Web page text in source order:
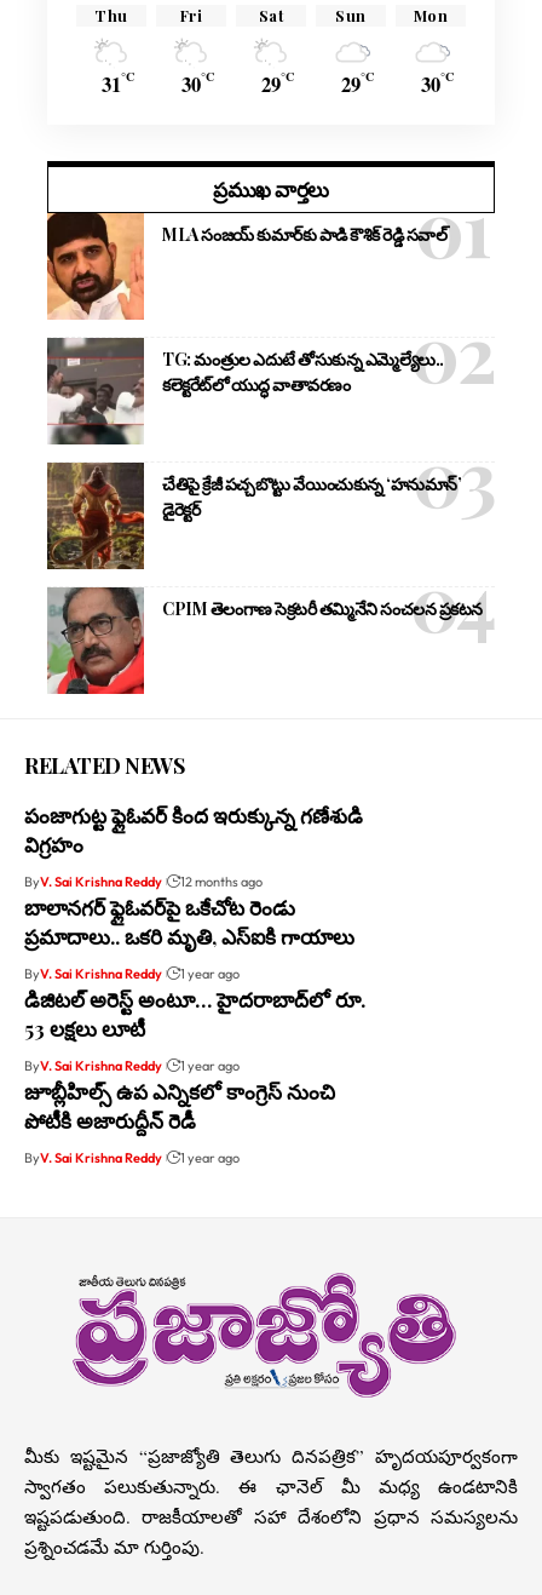
Thu
31°C
Fri
30°C
Sat
29°C
Sun
29°C
Mon
30°C
ప్రముఖ వార్తలు
MLA సంజయ్ కుమార్‌కు పాడి కౌశిక్ రెడ్డి సవాల్
TG: మంత్రుల ఎదుటే తోసుకున్న ఎమ్మెల్యేలు..
కలెక్టరేట్‌లో యుద్ధ వాతావరణం
చేతిపై క్రేజీ పచ్చబొట్టు వేయించుకున్న ‘హనుమాన్’
డైరెక్టర్
CPIM తెలంగాణ సెక్రటరీ తమ్మినేని సంచలన ప్రకటన
RELATED NEWS
పంజాగుట్ట ఫ్లైఓవర్ కింద ఇరుక్కున్న గణేశుడి
విగ్రహం
ByV. Sai Krishna Reddy 12 months ago
బాలానగర్ ఫ్లైఓవర్‌పై ఒకేచోట రెండు
ప్రమాదాలు.. ఒకరి మృతి, ఎస్ఐకి గాయాలు
ByV. Sai Krishna Reddy 1 year ago
డిజిటల్ అరెస్ట్ అంటూ… హైదరాబాద్‌లో రూ.
53 లక్షలు లూటీ
ByV. Sai Krishna Reddy 1 year ago
జూబ్లీహిల్స్ ఉప ఎన్నికలో కాంగ్రెస్ నుంచి
పోటీకి అజారుద్దీన్ రెడీ
ByV. Sai Krishna Reddy 1 year ago
మీకు ఇష్టమైన “ప్రజాజ్యోతి తెలుగు దినపత్రిక” హృదయపూర్వకంగా
స్వాగతం పలుకుతున్నారు. ఈ ఛానెల్ మీ మధ్య ఉండటానికి
ఇష్టపడుతుంది. రాజకీయాలతో సహా దేశంలోని ప్రధాన సమస్యలను
ప్రశ్నించడమే మా గుర్తింపు.